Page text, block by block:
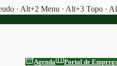
· Alt+2 Menu · Alt+3 Topo ·
Agenda Portal de